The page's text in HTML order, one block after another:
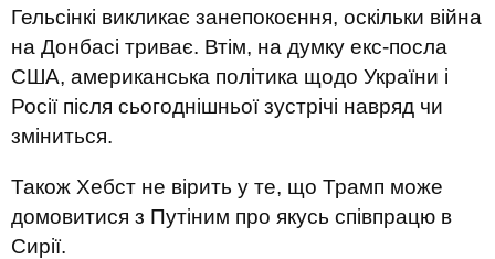
Гельсінкі викликає занепокоєння, оскільки війна
на Донбасі триває. Втім, на думку екс-посла
США, американська політика щодо України і
Росії після сьогоднішньої зустрічі навряд чи
зміниться.
Також Хебст не вірить у те, що Трамп може
домовитися з Путіним про якусь співпрацю в
Сирії.